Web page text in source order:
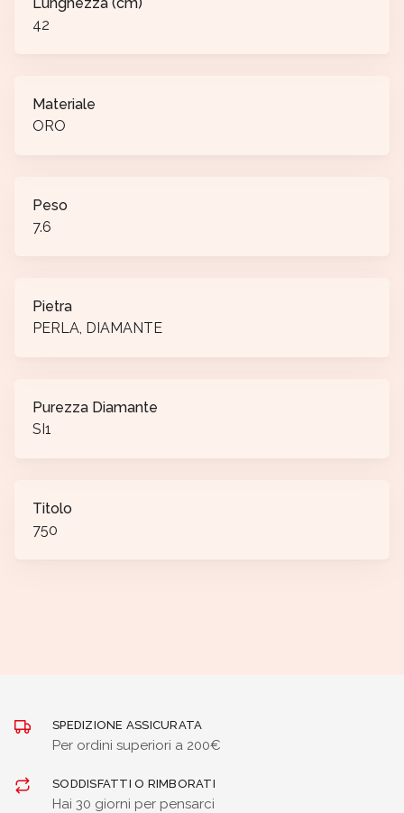
42
Materiale
ORO
Peso
7.6
Pietra
PERLA, DIAMANTE
Purezza Diamante
SI1
Titolo
750
SPEDIZIONE ASSICURATA
Per ordini superiori a 200€
SODDISFATTI O RIMBORATI
Hai 30 giorni per pensarci